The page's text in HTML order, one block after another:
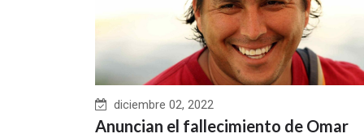
diciembre 02, 2022
Anuncian el fallecimiento de Omar